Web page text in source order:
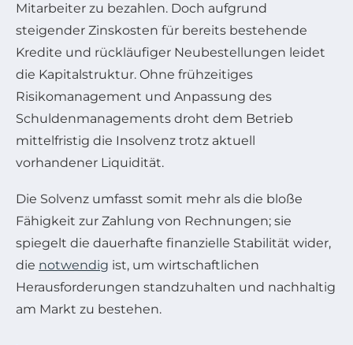
Mitarbeiter zu bezahlen. Doch aufgrund
steigender Zinskosten für bereits bestehende
Kredite und rückläufiger Neubestellungen leidet
die Kapitalstruktur. Ohne frühzeitiges
Risikomanagement und Anpassung des
Schuldenmanagements droht dem Betrieb
mittelfristig die Insolvenz trotz aktuell
vorhandener Liquidität.
Die Solvenz umfasst somit mehr als die bloße
Fähigkeit zur Zahlung von Rechnungen; sie
spiegelt die dauerhafte finanzielle Stabilität wider,
die notwendig ist, um wirtschaftlichen
Herausforderungen standzuhalten und nachhaltig
am Markt zu bestehen.